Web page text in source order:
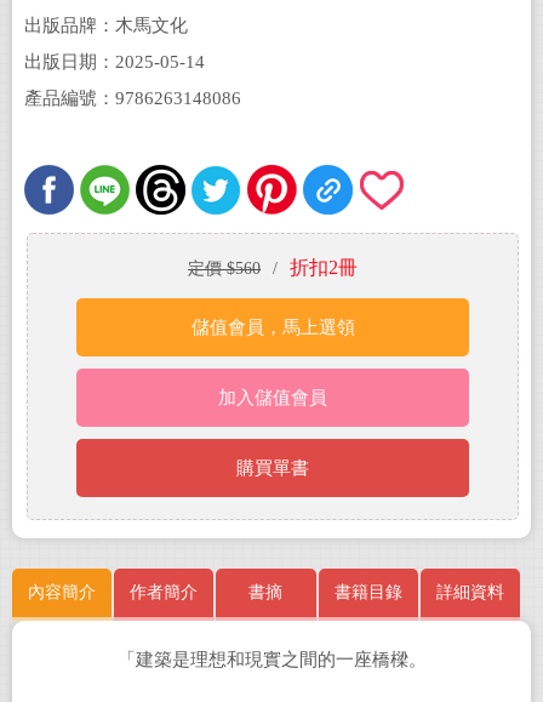
出版品牌：木馬文化
出版日期：2025-05-14
產品編號：9786263148086
定價 $560 / 折扣2冊
儲值會員，馬上選領
加入儲值會員
購買單書
內容簡介 作者簡介 書摘 書籍目錄 詳細資料
「建築是理想和現實之間的一座橋樑。